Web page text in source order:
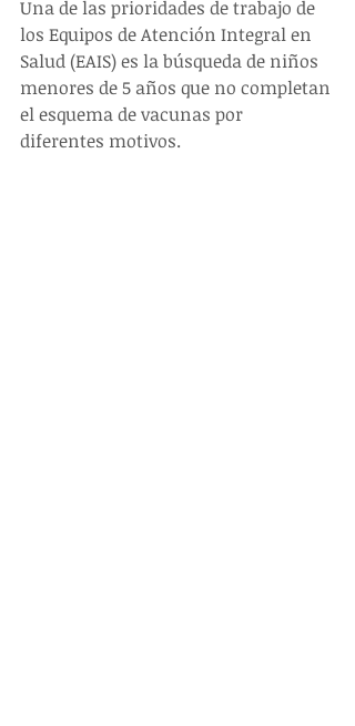
Una de las prioridades de trabajo de
los Equipos de Atención Integral en
Salud (EAIS) es la búsqueda de niños
menores de 5 años que no completan
el esquema de vacunas por
diferentes motivos.